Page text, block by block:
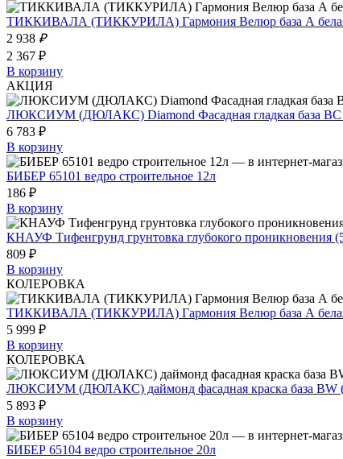
ТИККИВАЛА (ТИККУРИЛА) Гармония Велюр база А белая
2 938 ₽
2 367 ₽
В корзину
АКЦИЯ
ЛЮКСИУМ (ДЮЛАКС) Diamond Фасадная гладкая база BC
6 783 ₽
В корзину
БИБЕР 65101 ведро строительное 12л
186 ₽
В корзину
КНАУФ Тифенгрунд грунтовка глубокого проникновения
809 ₽
В корзину
КОЛЕРОВКА
ТИККИВАЛА (ТИККУРИЛА) Гармония Велюр база А белая
5 999 ₽
В корзину
КОЛЕРОВКА
ЛЮКСИУМ (ДЮЛАКС) даймонд фасадная краска база BW
5 893 ₽
В корзину
БИБЕР 65104 ведро строительное 20л